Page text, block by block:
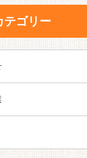
テゴリー